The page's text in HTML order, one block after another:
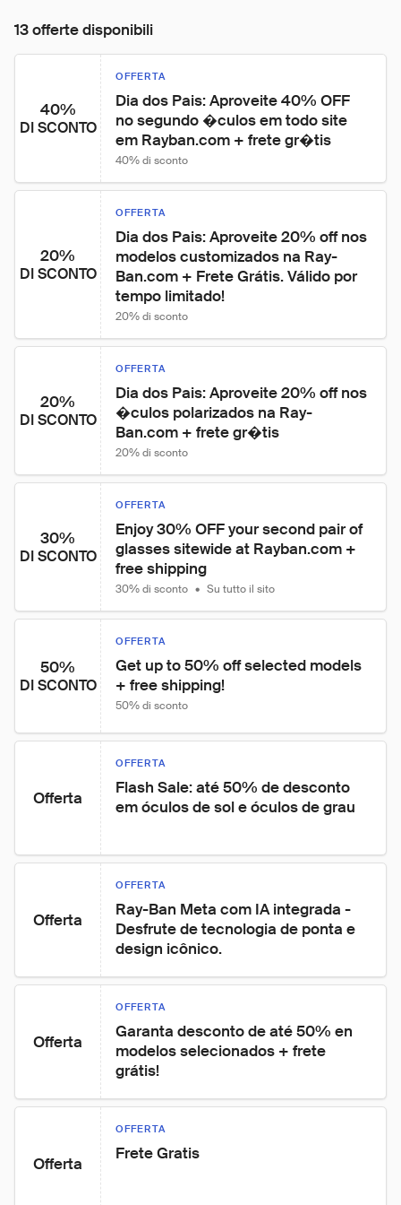
13 offerte disponibili
40%
DI SCONTO
OFFERTA
Dia dos Pais: Aproveite 40% OFF
no segundo �culos em todo site
em Rayban.com + frete gr�tis
40% di sconto
20%
DI SCONTO
OFFERTA
Dia dos Pais: Aproveite 20% off nos
modelos customizados na Ray-
Ban.com + Frete Grátis. Válido por
tempo limitado!
20% di sconto
20%
DI SCONTO
OFFERTA
Dia dos Pais: Aproveite 20% off nos
�culos polarizados na Ray-
Ban.com + frete gr�tis
20% di sconto
30%
DI SCONTO
OFFERTA
Enjoy 30% OFF your second pair of
glasses sitewide at Rayban.com +
free shipping
30% di sconto • Su tutto il sito
50%
DI SCONTO
OFFERTA
Get up to 50% off selected models
+ free shipping!
50% di sconto
Offerta
OFFERTA
Flash Sale: até 50% de desconto
em óculos de sol e óculos de grau
Offerta
OFFERTA
Ray-Ban Meta com IA integrada -
Desfrute de tecnologia de ponta e
design icônico.
Offerta
OFFERTA
Garanta desconto de até 50% en
modelos selecionados + frete
grátis!
Offerta
OFFERTA
Frete Gratis